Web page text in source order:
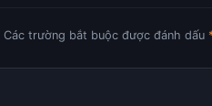
Các trường bắt buộc được đánh dấu